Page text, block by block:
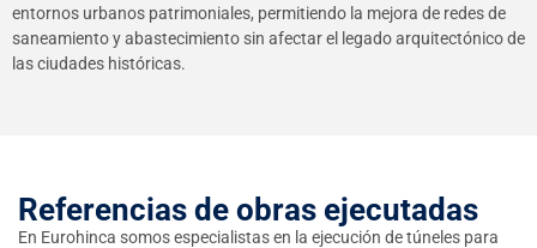
entornos urbanos patrimoniales, permitiendo la mejora de redes de
saneamiento y abastecimiento sin afectar el legado arquitectónico de
las ciudades históricas.
Referencias de obras ejecutadas
En Eurohinca somos especialistas en la ejecución de túneles para